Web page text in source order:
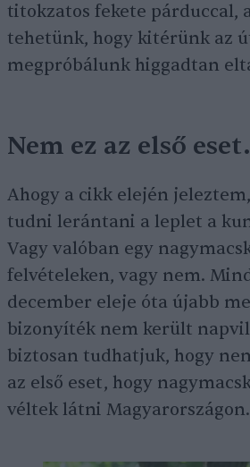
titokzatos fekete párduccal,
tehetünk, hogy kitérünk az
megpróbálunk higgadtan
Nem ez az első
Ahogy a cikk elején
tudni lerántani a leplet a
Vagy valóban egy
felvételeken, vagy nem.
december eleje óta újabb
bizonyíték nem került
biztosan tudhatjuk, hogy
az első eset, hogy
véltek látni Magyarországon.